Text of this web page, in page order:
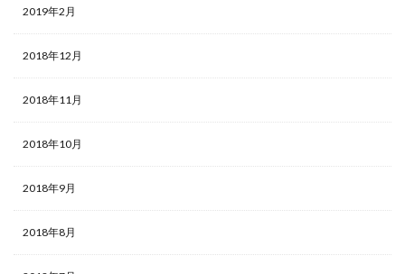
2019年2月
2018年12月
2018年11月
2018年10月
2018年9月
2018年8月